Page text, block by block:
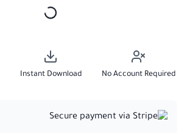
No Account Required
Instant Download